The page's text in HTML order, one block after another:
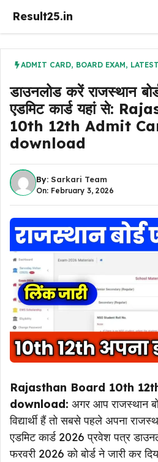
Result25.in
ADMIT CARD, BOARD EXAM,
डाउनलोड करें राजस्थान
एडमिट कार्ड यहां से:
10th 12th Admit
download
By: Sarkari Team
On: February 3, 2026
Rajasthan Board 10th
download: अगर आप राजस्थान
विद्यार्थी हैं तो सबसे पहले अपना
एडमिट कार्ड 2026 प्रवेश पत्र
फरवरी 2026 को बोर्ड ने जारी कर